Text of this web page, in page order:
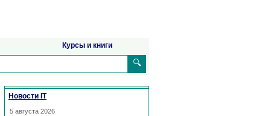
Курсы и книги
🔍
Новости IT
5 августа 2026